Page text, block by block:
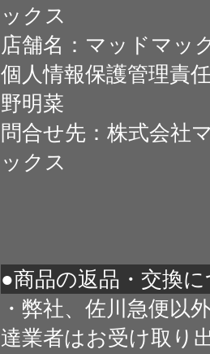
ックス
店舗名：マッドマッ
個人情報保護管理責
野明菜
問合せ先：株式会社
ックス
●商品の返品・交換
・弊社、佐川急便以
達業者はお受け取り